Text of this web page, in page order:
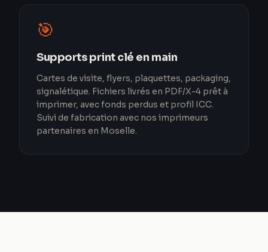
🎯
Supports print clé en main
Cartes de visite, flyers, plaquettes, packaging,
signalétique. Fichiers livrés en PDF/X-4 prêt à
imprimer, avec fonds perdus et profil ICC.
Suivi de fabrication avec nos imprimeurs
partenaires en Moselle.